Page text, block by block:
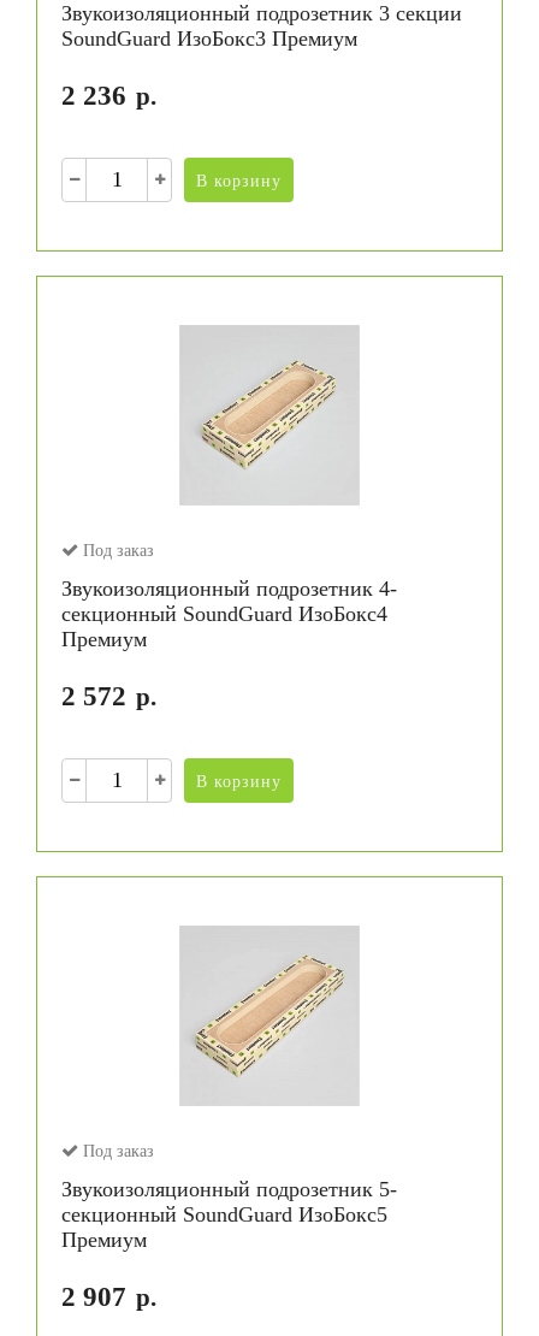
Звукоизоляционный подрозетник 3 секции
SoundGuard ИзоБокс3 Премиум
2 236 р.
В корзину
Под заказ
Звукоизоляционный подрозетник 4-
секционный SoundGuard ИзоБокс4
Премиум
2 572 р.
В корзину
Под заказ
Звукоизоляционный подрозетник 5-
секционный SoundGuard ИзоБокс5
Премиум
2 907 р.